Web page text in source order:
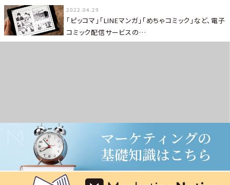
2022.04.29
「ピッコマ」「LINEマンガ」「めちゃコミック」など、電子
コミック配信サービスの…